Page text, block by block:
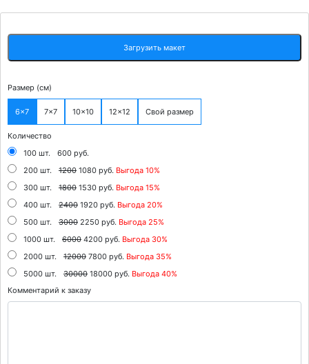
Загрузить макет
Размер (см)
6x7 7x7 10x10 12x12 Свой размер
Количество
100 шт.
600 руб.
200 шт.
1200 1080 руб. Выгода 10%
300 шт.
1800 1530 руб. Выгода 15%
400 шт.
2400 1920 руб. Выгода 20%
500 шт.
3000 2250 руб. Выгода 25%
1000 шт.
6000 4200 руб. Выгода 30%
2000 шт.
12000 7800 руб. Выгода 35%
5000 шт.
30000 18000 руб. Выгода 40%
Комментарий к заказу